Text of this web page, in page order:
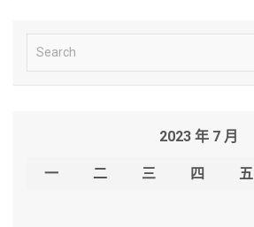
e
2023 年 7 月
一 二 三 四 五